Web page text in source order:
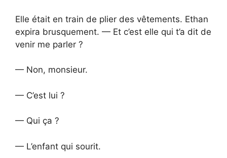
Elle était en train de plier des vêtements. Ethan
expira brusquement. — Et c’est elle qui t’a dit de
venir me parler ?
— Non, monsieur.
— C’est lui ?
— Qui ça ?
— L’enfant qui sourit.